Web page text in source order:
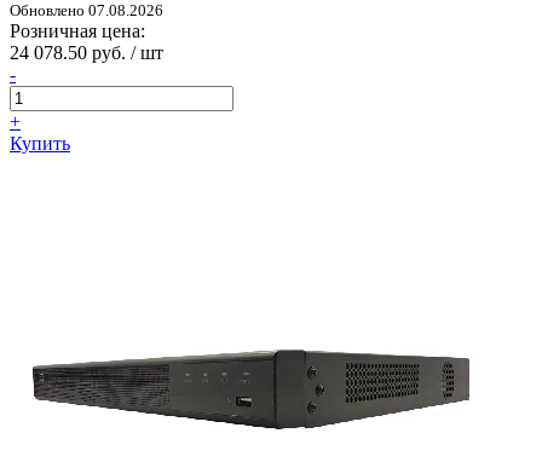
Обновлено 07.08.2026
Розничная цена:
24 078.50 руб. / шт
-
+
Купить